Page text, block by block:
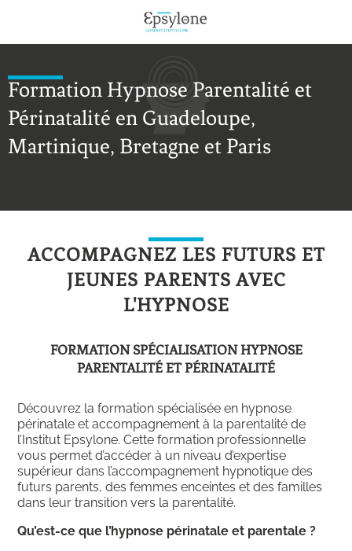
Formation Hypnose Parentalité et
Périnatalité en Guadeloupe,
Martinique, Bretagne et Paris
ACCOMPAGNEZ LES FUTURS ET
JEUNES PARENTS AVEC
L'HYPNOSE
FORMATION SPÉCIALISATION HYPNOSE
PARENTALITÉ ET PÉRINATALITÉ
Découvrez la formation spécialisée en hypnose
périnatale et accompagnement à la parentalité de
l’Institut Epsylone. Cette formation professionnelle
vous permet d’accéder à un niveau d’expertise
supérieur dans l’accompagnement hypnotique des
futurs parents, des femmes enceintes et des familles
dans leur transition vers la parentalité.
Qu’est-ce que l’hypnose périnatale et parentale ?